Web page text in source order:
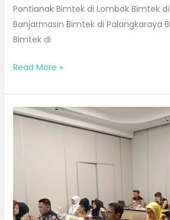
Pontianak Bimtek di Lombok Bimtek
Banjarmasin Bimtek di Palangkaraya
Bimtek di
Read More »
Bimtek